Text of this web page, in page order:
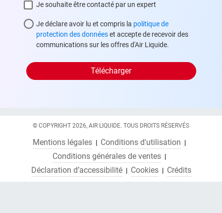
Je souhaite être contacté par un expert
privacyJe déclare avoir lu et compris la politique de
protection des donnéeset accepte de recevoir des
communications sur les offres d'Air Liquide.
© COPYRIGHT 2026, AIR LIQUIDE. TOUS DROITS RÉSERVÉS
Mentions légales
Conditions d'utilisation
Conditions générales de ventes
Déclaration d’accessibilité
Cookies Crédits